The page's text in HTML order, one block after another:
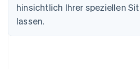
hinsichtlich Ihrer speziellen
lassen.
Finnland
Frankreich
FrançaisEnglish